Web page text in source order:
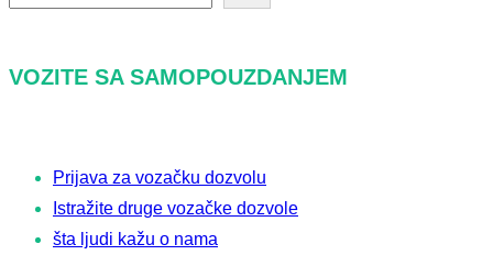
ž
VOZITE SA SAMOPOUZDANJEM
Prijava za vozačku dozvolu
Istražite druge vozačke dozvole
šta ljudi kažu o nama